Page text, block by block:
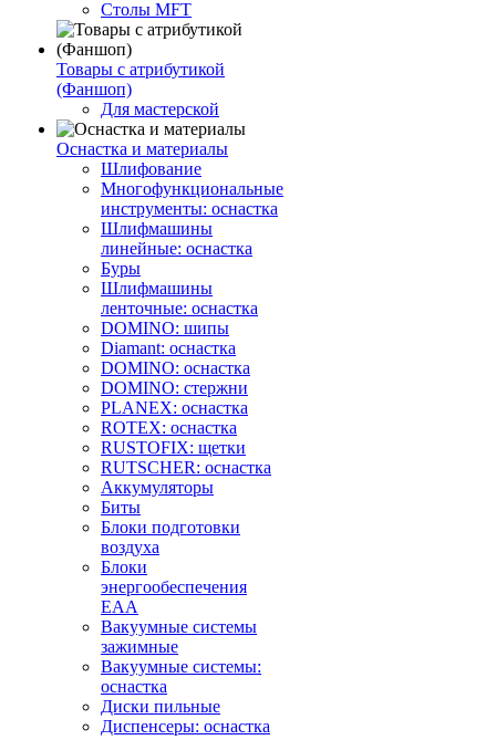
Столы MFT
Товары с атрибутикой
(Фаншоп)
Для мастерской
Оснастка и материалы
Шлифование
Многофункциональные
инструменты: оснастка
Шлифмашины
линейные: оснастка
Буры
Шлифмашины
ленточные: оснастка
DOMINO: шипы
Diamant: оснастка
DOMINO: оснастка
DOMINO: стержни
PLANEX: оснастка
ROTEX: оснастка
RUSTOFIX: щетки
RUTSCHER: оснастка
Аккумуляторы
Биты
Блоки подготовки
воздуха
Блоки
энергообеспечения
EAA
Вакуумные системы
зажимные
Вакуумные системы:
оснастка
Диски пильные
Диспенсеры: оснастка